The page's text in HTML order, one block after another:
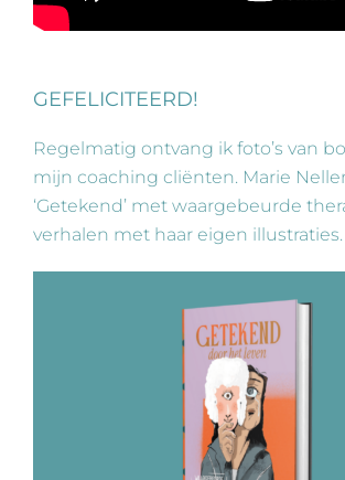
GEFELICITEERD!
Regelmatig ontvang ik foto’s van
mijn coaching cliënten. Marie
‘Getekend’ met waargebeurde
verhalen met haar eigen illustraties.